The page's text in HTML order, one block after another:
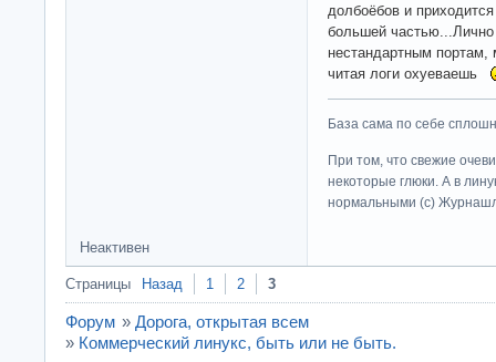
долбоёбов и
большей
нестандартным портам,
читая логи охуеваешь
База сама по себе
При том, что свежие
некоторые глюки. А в
нормальными (c)
Неактивен
Страницы Назад 1 2 3
Форум » Дорога, открытая всем
» Коммерческий линукс, быть или не быть.